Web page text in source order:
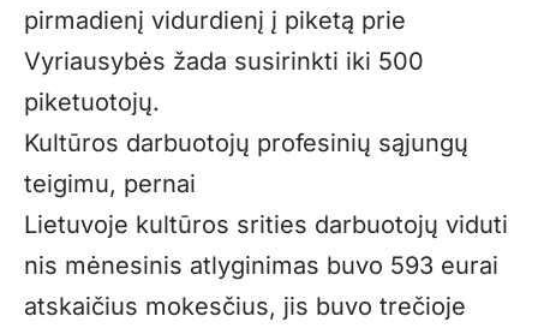
pirmadienį vidurdienį į piketą prie
Vyriausybės žada susirinkti iki 500
piketuotojų.
Kultūros darbuotojų profesinių sąjungų
teigimu, pernai
Lietuvoje kultūros srities darbuotojų viduti
nis mėnesinis atlyginimas buvo 593 eurai
atskaičius mokesčius, jis buvo trečioje